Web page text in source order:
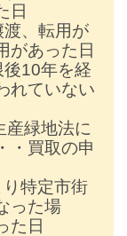
日
渡、転用が
があった日
後10年を経
れていない
産緑地法に
・買取の申
り特定市街
った場
た日